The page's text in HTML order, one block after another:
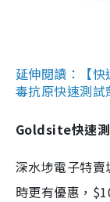
延伸閱讀：【
毒抗原快速測
Goldsite快速
深水埗電子特
時更有優惠，